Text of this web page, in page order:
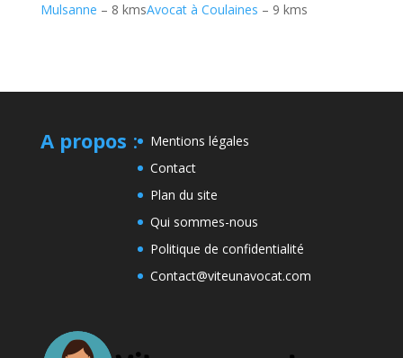
Mulsanne – 8 kmsAvocat à Coulaines – 9 kms
A propos :
Mentions légales
Contact
Plan du site
Qui sommes-nous
Politique de confidentialité
Contact@viteunavocat.com